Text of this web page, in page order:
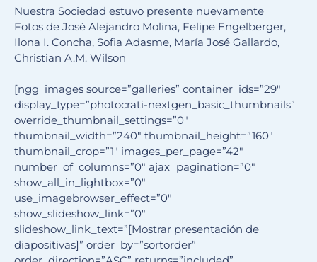
Nuestra Sociedad estuvo presente nuevamente
Fotos de José Alejandro Molina, Felipe Engelberger,
Ilona I. Concha, Sofia Adasme, María José Gallardo,
Christian A.M. Wilson
[ngg_images source=”galleries” container_ids=”29″
display_type=”photocrati-nextgen_basic_thumbnails”
override_thumbnail_settings=”0″
thumbnail_width=”240″ thumbnail_height=”160″
thumbnail_crop=”1″ images_per_page=”42″
number_of_columns=”0″ ajax_pagination=”0″
show_all_in_lightbox=”0″
use_imagebrowser_effect=”0″
show_slideshow_link=”0″
slideshow_link_text=”[Mostrar presentación de
diapositivas]” order_by=”sortorder”